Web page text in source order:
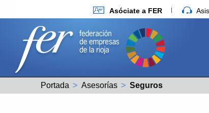
Asóciate a FER
Portada Asesorías Actual:
Seguros